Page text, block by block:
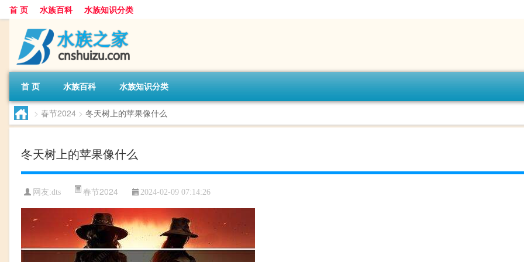
首 页 水族百科 水族知识分类
首 页 水族百科 水族知识分类
> 春节2024 > 冬天树上的苹果像什么
冬天树上的苹果像什么
网友:dts 春节2024 2024-02-09 07:14:26